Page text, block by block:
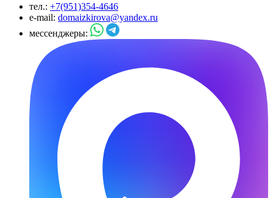
тел.: +7(951)354-4646
e-mail: domaizkirova@yandex.ru
мессенджеры: